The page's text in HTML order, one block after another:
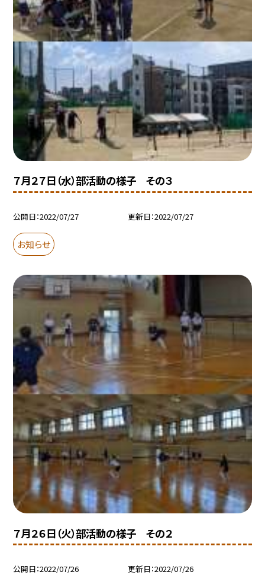
７月２７日（水）部活動の様子 その３
公開日 2022/07/27 更新日 2022/07/27
お知らせ
７月２６日（火）部活動の様子 その２
公開日 2022/07/26 更新日 2022/07/26